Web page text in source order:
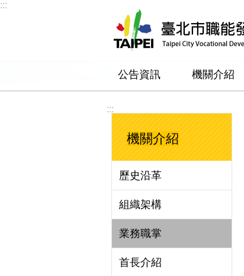
跳到主要內容區塊
:::
公告資訊 機關介紹
:::
機關介紹
歷史沿革
組織架構
業務職掌
首長介紹